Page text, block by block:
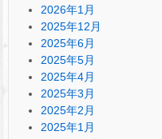
2026年1月
2025年12月
2025年6月
2025年5月
2025年4月
2025年3月
2025年2月
2025年1月